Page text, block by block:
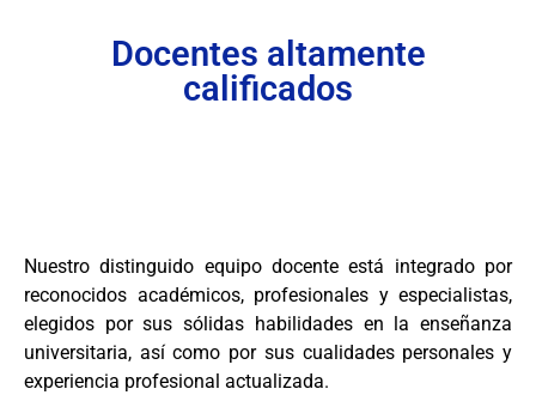
Docentes altamente
calificados
Nuestro distinguido equipo docente está integrado por
reconocidos académicos, profesionales y especialistas,
elegidos por sus sólidas habilidades en la enseñanza
universitaria, así como por sus cualidades personales y
experiencia profesional actualizada.